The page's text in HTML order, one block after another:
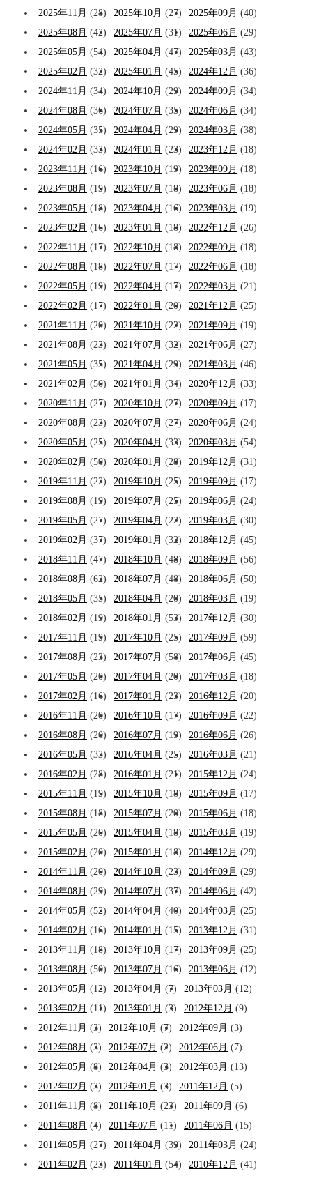
2025年11月 (28) 2025年10月 (27) 2025年09月 (40)
2025年08月 (42) 2025年07月 (31) 2025年06月 (29)
2025年05月 (54) 2025年04月 (47) 2025年03月 (43)
2025年02月 (32) 2025年01月 (45) 2024年12月 (36)
2024年11月 (34) 2024年10月 (29) 2024年09月 (34)
2024年08月 (36) 2024年07月 (35) 2024年06月 (34)
2024年05月 (35) 2024年04月 (29) 2024年03月 (38)
2024年02月 (33) 2024年01月 (23) 2023年12月 (18)
2023年11月 (16) 2023年10月 (19) 2023年09月 (18)
2023年08月 (19) 2023年07月 (18) 2023年06月 (18)
2023年05月 (18) 2023年04月 (16) 2023年03月 (19)
2023年02月 (16) 2023年01月 (18) 2022年12月 (26)
2022年11月 (17) 2022年10月 (18) 2022年09月 (18)
2022年08月 (18) 2022年07月 (17) 2022年06月 (18)
2022年05月 (19) 2022年04月 (17) 2022年03月 (21)
2022年02月 (17) 2022年01月 (20) 2021年12月 (25)
2021年11月 (20) 2021年10月 (22) 2021年09月 (19)
2021年08月 (23) 2021年07月 (32) 2021年06月 (27)
2021年05月 (35) 2021年04月 (29) 2021年03月 (46)
2021年02月 (50) 2021年01月 (34) 2020年12月 (33)
2020年11月 (27) 2020年10月 (27) 2020年09月 (17)
2020年08月 (23) 2020年07月 (27) 2020年06月 (24)
2020年05月 (25) 2020年04月 (33) 2020年03月 (54)
2020年02月 (50) 2020年01月 (28) 2019年12月 (31)
2019年11月 (22) 2019年10月 (25) 2019年09月 (17)
2019年08月 (19) 2019年07月 (25) 2019年06月 (24)
2019年05月 (27) 2019年04月 (22) 2019年03月 (30)
2019年02月 (37) 2019年01月 (32) 2018年12月 (45)
2018年11月 (47) 2018年10月 (48) 2018年09月 (56)
2018年08月 (62) 2018年07月 (48) 2018年06月 (50)
2018年05月 (35) 2018年04月 (20) 2018年03月 (19)
2018年02月 (19) 2018年01月 (53) 2017年12月 (30)
2017年11月 (19) 2017年10月 (25) 2017年09月 (59)
2017年08月 (23) 2017年07月 (58) 2017年06月 (45)
2017年05月 (20) 2017年04月 (20) 2017年03月 (18)
2017年02月 (16) 2017年01月 (23) 2016年12月 (20)
2016年11月 (20) 2016年10月 (17) 2016年09月 (22)
2016年08月 (20) 2016年07月 (19) 2016年06月 (26)
2016年05月 (33) 2016年04月 (25) 2016年03月 (21)
2016年02月 (28) 2016年01月 (21) 2015年12月 (24)
2015年11月 (19) 2015年10月 (18) 2015年09月 (17)
2015年08月 (18) 2015年07月 (20) 2015年06月 (18)
2015年05月 (20) 2015年04月 (18) 2015年03月 (19)
2015年02月 (20) 2015年01月 (18) 2014年12月 (29)
2014年11月 (20) 2014年10月 (23) 2014年09月 (29)
2014年08月 (29) 2014年07月 (37) 2014年06月 (42)
2014年05月 (52) 2014年04月 (40) 2014年03月 (25)
2014年02月 (16) 2014年01月 (15) 2013年12月 (31)
2013年11月 (18) 2013年10月 (17) 2013年09月 (25)
2013年08月 (50) 2013年07月 (16) 2013年06月 (12)
2013年05月 (12) 2013年04月 (7) 2013年03月 (12)
2013年02月 (11) 2013年01月 (3) 2012年12月 (9)
2012年11月 (3) 2012年10月 (7) 2012年09月 (3)
2012年08月 (3) 2012年07月 (2) 2012年06月 (7)
2012年05月 (8) 2012年04月 (3) 2012年03月 (13)
2012年02月 (3) 2012年01月 (3) 2011年12月 (5)
2011年11月 (8) 2011年10月 (23) 2011年09月 (6)
2011年08月 (4) 2011年07月 (11) 2011年06月 (15)
2011年05月 (27) 2011年04月 (39) 2011年03月 (24)
2011年02月 (23) 2011年01月 (54) 2010年12月 (41)